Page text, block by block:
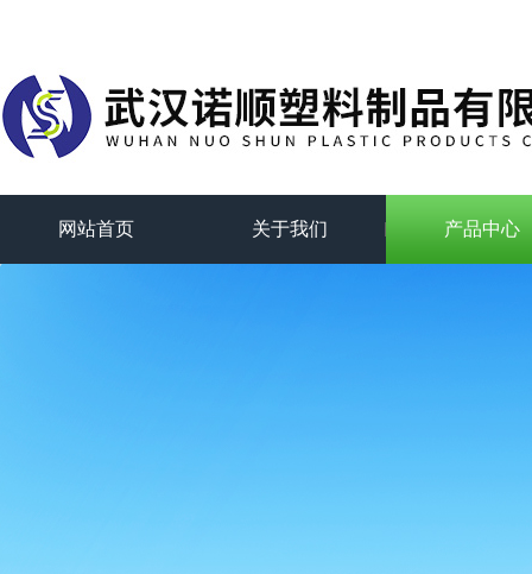
网站首页 关于我们 产品中心